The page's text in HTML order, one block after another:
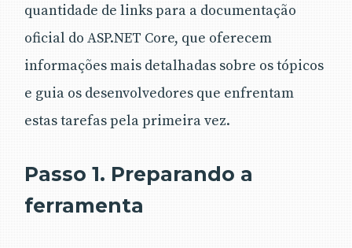
quantidade de links para a documentação
oficial do ASP.NET Core, que oferecem
informações mais detalhadas sobre os tópicos
e guia os desenvolvedores que enfrentam
estas tarefas pela primeira vez.
Passo 1. Preparando a
ferramenta